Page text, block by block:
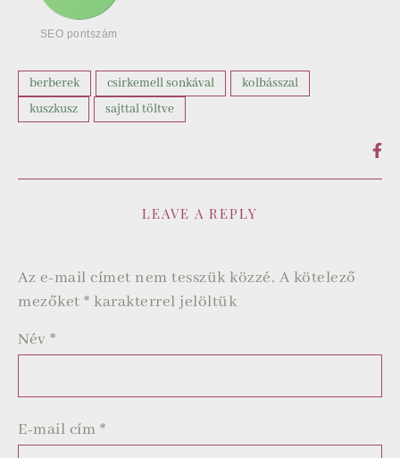
SEO pontszám
berberek csirkemell sonkával
kolbásszal
kuszkusz
sajttal töltve
LEAVE A REPLY
Az e-mail címet nem tesszük közzé. A kötelező
mezőket * karakterrel jelöltük
Név *
E-mail cím *